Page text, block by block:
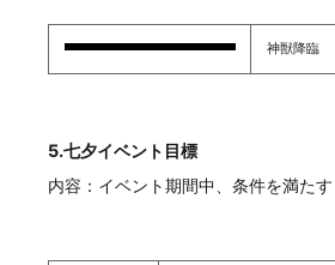
神獣降臨
5.七夕イベント目標
内容：イベント期間中、条件を満た